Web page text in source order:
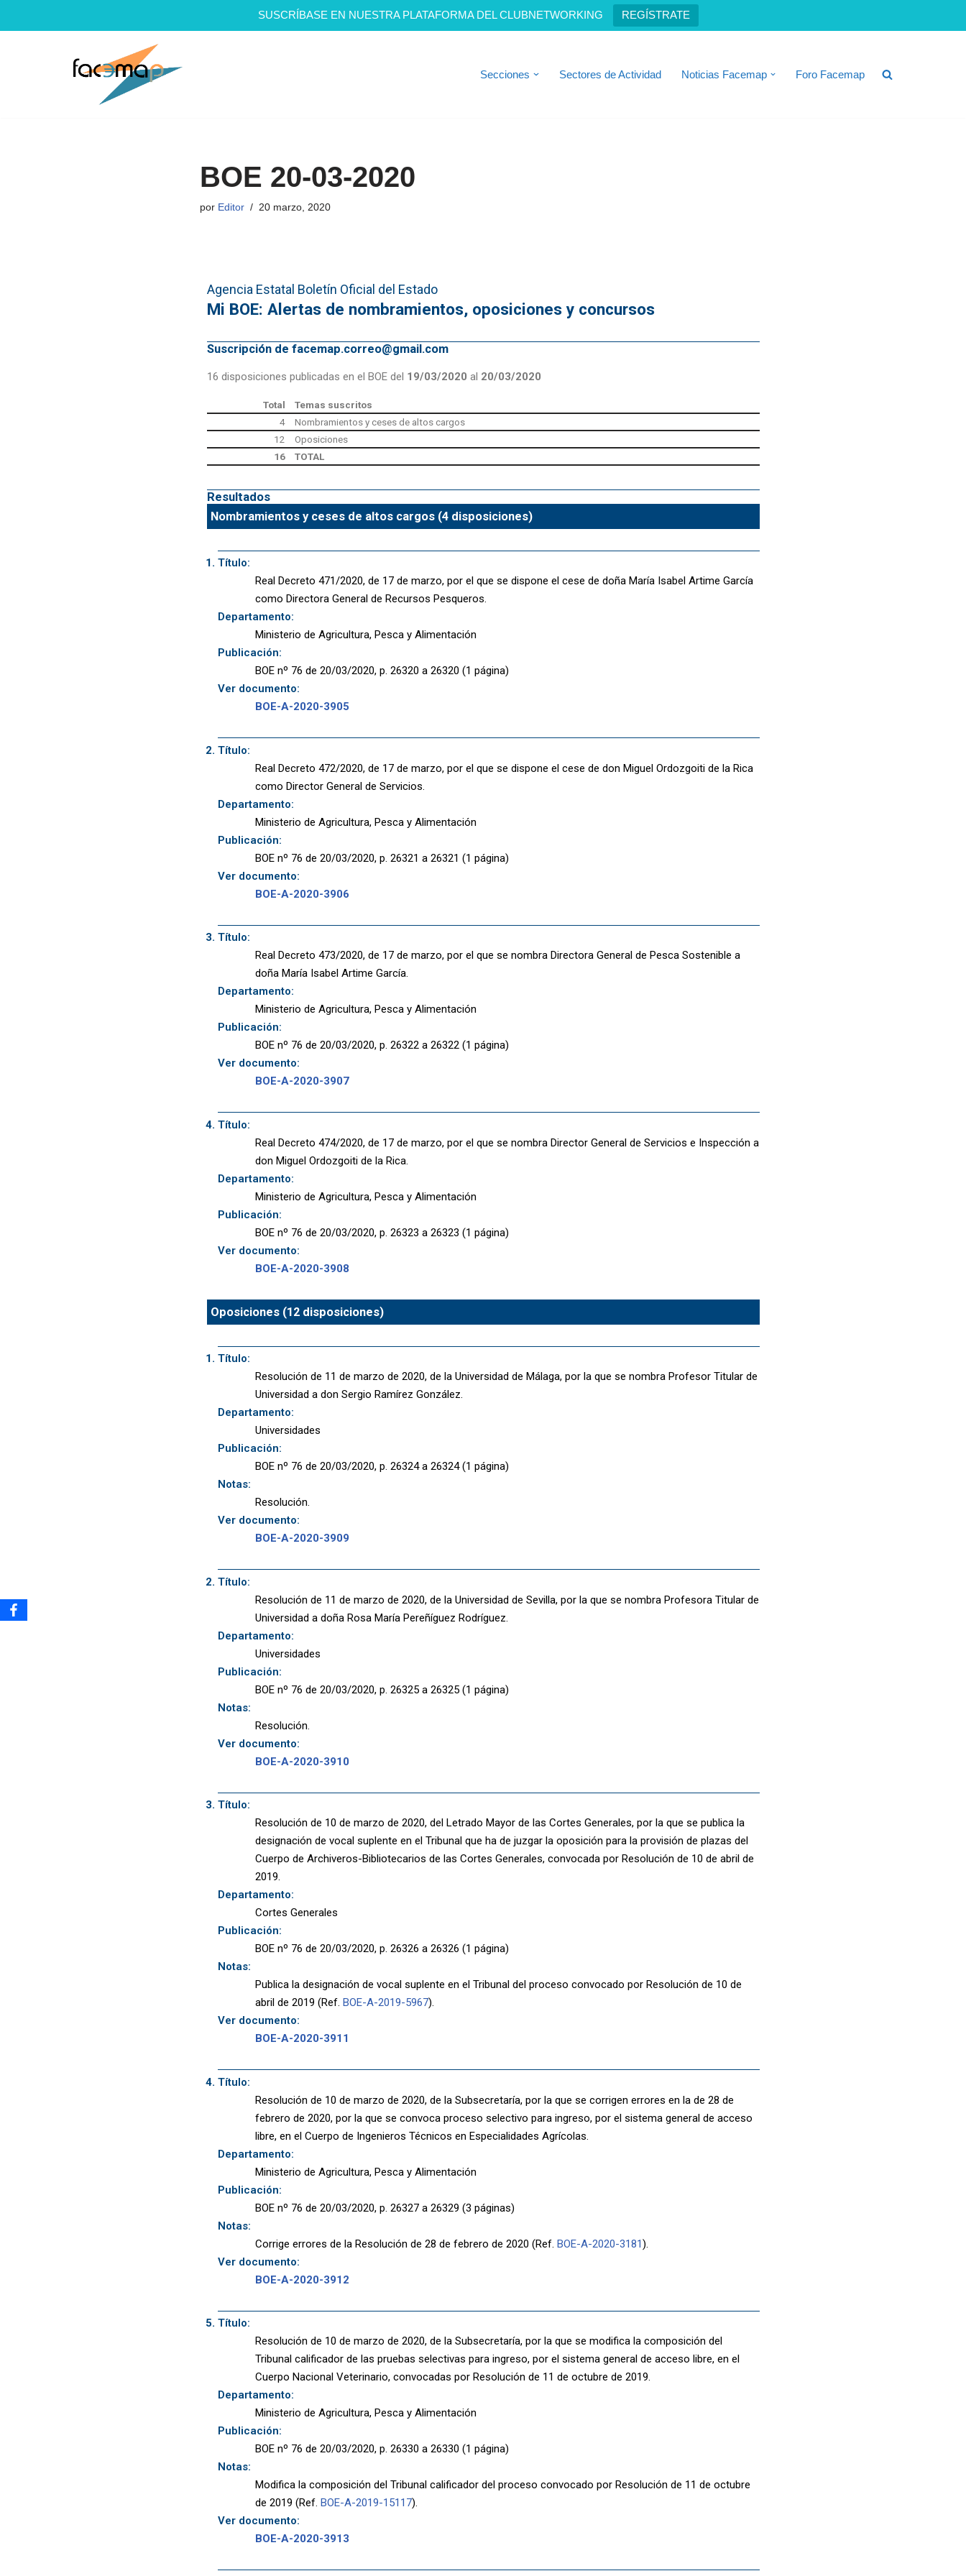
SUSCRÍBASE EN NUESTRA PLATAFORMA DEL CLUBNETWORKING REGÍSTRATE
Secciones Sectores de Actividad Noticias Facemap Foro Facemap
BOE 20-03-2020
por Editor 20 marzo, 2020
Agencia Estatal Boletín Oficial del Estado
Mi BOE: Alertas de nombramientos, oposiciones y concursos
Suscripción de facemap.correo@gmail.com
16 disposiciones publicadas en el BOE del 19/03/2020 al 20/03/2020
Total
Temas suscritos
4
Nombramientos y ceses de altos cargos
12
Oposiciones
16
TOTAL
Resultados
Nombramientos y ceses de altos cargos (4 disposiciones)
Título:
Real Decreto 471/2020, de 17 de marzo, por el que se dispone el cese de doña María Isabel Artime García
como Directora General de Recursos Pesqueros.
Departamento:
Ministerio de Agricultura, Pesca y Alimentación
Publicación:
BOE nº 76 de 20/03/2020, p. 26320 a 26320 (1 página)
Ver documento:
BOE-A-2020-3905
Título:
Real Decreto 472/2020, de 17 de marzo, por el que se dispone el cese de don Miguel Ordozgoiti de la Rica
como Director General de Servicios.
Departamento:
Ministerio de Agricultura, Pesca y Alimentación
Publicación:
BOE nº 76 de 20/03/2020, p. 26321 a 26321 (1 página)
Ver documento:
BOE-A-2020-3906
Título:
Real Decreto 473/2020, de 17 de marzo, por el que se nombra Directora General de Pesca Sostenible a
doña María Isabel Artime García.
Departamento:
Ministerio de Agricultura, Pesca y Alimentación
Publicación:
BOE nº 76 de 20/03/2020, p. 26322 a 26322 (1 página)
Ver documento:
BOE-A-2020-3907
Título:
Real Decreto 474/2020, de 17 de marzo, por el que se nombra Director General de Servicios e Inspección a
don Miguel Ordozgoiti de la Rica.
Departamento:
Ministerio de Agricultura, Pesca y Alimentación
Publicación:
BOE nº 76 de 20/03/2020, p. 26323 a 26323 (1 página)
Ver documento:
BOE-A-2020-3908
Oposiciones (12 disposiciones)
Título:
Resolución de 11 de marzo de 2020, de la Universidad de Málaga, por la que se nombra Profesor Titular de
Universidad a don Sergio Ramírez González.
Departamento:
Universidades
Publicación:
BOE nº 76 de 20/03/2020, p. 26324 a 26324 (1 página)
Notas:
Resolución.
Ver documento:
BOE-A-2020-3909
Título:
Resolución de 11 de marzo de 2020, de la Universidad de Sevilla, por la que se nombra Profesora Titular de
Universidad a doña Rosa María Pereñíguez Rodríguez.
Departamento:
Universidades
Publicación:
BOE nº 76 de 20/03/2020, p. 26325 a 26325 (1 página)
Notas:
Resolución.
Ver documento:
BOE-A-2020-3910
Título:
Resolución de 10 de marzo de 2020, del Letrado Mayor de las Cortes Generales, por la que se publica la
designación de vocal suplente en el Tribunal que ha de juzgar la oposición para la provisión de plazas del
Cuerpo de Archiveros-Bibliotecarios de las Cortes Generales, convocada por Resolución de 10 de abril de
2019.
Departamento:
Cortes Generales
Publicación:
BOE nº 76 de 20/03/2020, p. 26326 a 26326 (1 página)
Notas:
Publica la designación de vocal suplente en el Tribunal del proceso convocado por Resolución de 10 de
abril de 2019 (Ref. BOE-A-2019-5967).
Ver documento:
BOE-A-2020-3911
Título:
Resolución de 10 de marzo de 2020, de la Subsecretaría, por la que se corrigen errores en la de 28 de
febrero de 2020, por la que se convoca proceso selectivo para ingreso, por el sistema general de acceso
libre, en el Cuerpo de Ingenieros Técnicos en Especialidades Agrícolas.
Departamento:
Ministerio de Agricultura, Pesca y Alimentación
Publicación:
BOE nº 76 de 20/03/2020, p. 26327 a 26329 (3 páginas)
Notas:
Corrige errores de la Resolución de 28 de febrero de 2020 (Ref. BOE-A-2020-3181).
Ver documento:
BOE-A-2020-3912
Título:
Resolución de 10 de marzo de 2020, de la Subsecretaría, por la que se modifica la composición del
Tribunal calificador de las pruebas selectivas para ingreso, por el sistema general de acceso libre, en el
Cuerpo Nacional Veterinario, convocadas por Resolución de 11 de octubre de 2019.
Departamento:
Ministerio de Agricultura, Pesca y Alimentación
Publicación:
BOE nº 76 de 20/03/2020, p. 26330 a 26330 (1 página)
Notas:
Modifica la composición del Tribunal calificador del proceso convocado por Resolución de 11 de octubre
de 2019 (Ref. BOE-A-2019-15117).
Ver documento:
BOE-A-2020-3913